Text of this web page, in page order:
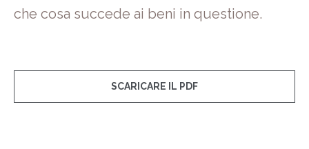
che cosa succede ai beni in questione.
SCARICARE IL PDF